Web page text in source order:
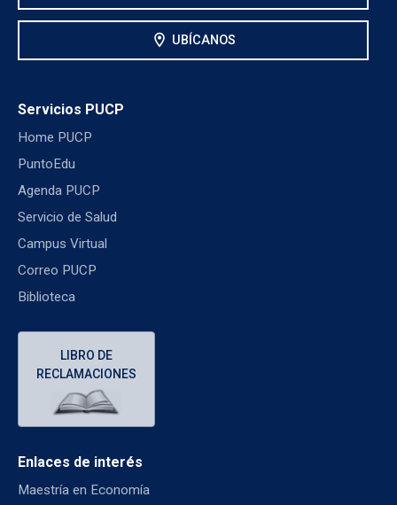
location_on UBÍCANOS
Servicios PUCP
Home PUCP
PuntoEdu
Agenda PUCP
Servicio de Salud
Campus Virtual
Correo PUCP
Biblioteca
LIBRO DE
RECLAMACIONES
Enlaces de interés
Maestría en Economía